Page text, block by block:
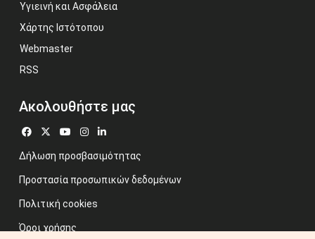
Υγιεινή και Ασφάλεια
Χάρτης Ιστότοπου
Webmaster
RSS
Ακολουθήστε μας
Δήλωση προσβασιμότητας
Προστασία προσωπικών δεδομένων
Πολιτική cookies
Όροι χρήσης